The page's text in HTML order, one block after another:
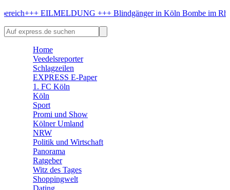
🏆 Sport
+++ Blindgänger in KölnBombe im Rhein! RTL liegt im
Home
Veedelsreporter
Schlagzeilen
EXPRESS E-Paper
1. FC Köln
Köln
Sport
Promi und Show
Kölner Umland
NRW
Politik und Wirtschaft
Panorama
Ratgeber
Witz des Tages
Shoppingwelt
Dating